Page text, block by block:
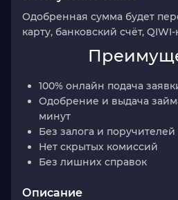
Одобренная сумма будет
карту, банковский счёт,
100% онлайн подача
Одобрение и выдача
минут
Без залога и поручителей
Нет скрытых комиссий
Без лишних справок
Описание